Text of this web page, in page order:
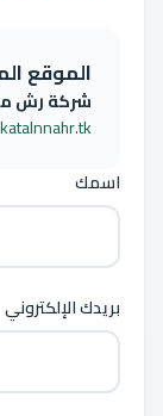
الموقع
شركة رش
اسمك
بريدك الإلكتروني